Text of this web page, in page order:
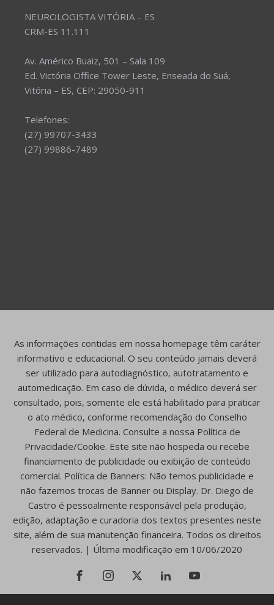
NEUROLOGISTA VITÓRIA – ES
CRM-ES 11.111
Av. Américo Buaiz, 501 – Sala 109
Ed. Victória Office Tower Leste, Enseada do Suá,
Vitória – ES, CEP: 29050-911
Telefones:
(27) 99707-3433
(27) 99886-7489
As informações contidas em nossa homepage têm caráter
informativo e educacional. O seu conteúdo jamais deverá
ser utilizado para autodiagnóstico, autotratamento e
automedicação. Em caso de dúvida, o médico deverá ser
consultado, pois, somente ele está habilitado para praticar
o ato médico, conforme recomendação do Conselho
Federal de Medicina. Consulte a nossa Política de
Privacidade/Cookie. Este site não hospeda ou recebe
financiamento de publicidade ou exibição de conteúdo
comercial. Política de Banners: Não temos publicidade e
não fazemos trocas de Banner ou Display. Dr. Diego de
Castro é pessoalmente responsável pela produção,
edição, adaptação e curadoria dos textos presentes neste
site, além de sua manutenção financeira. Todos os direitos
reservados. | Última modificação em 10/06/2020